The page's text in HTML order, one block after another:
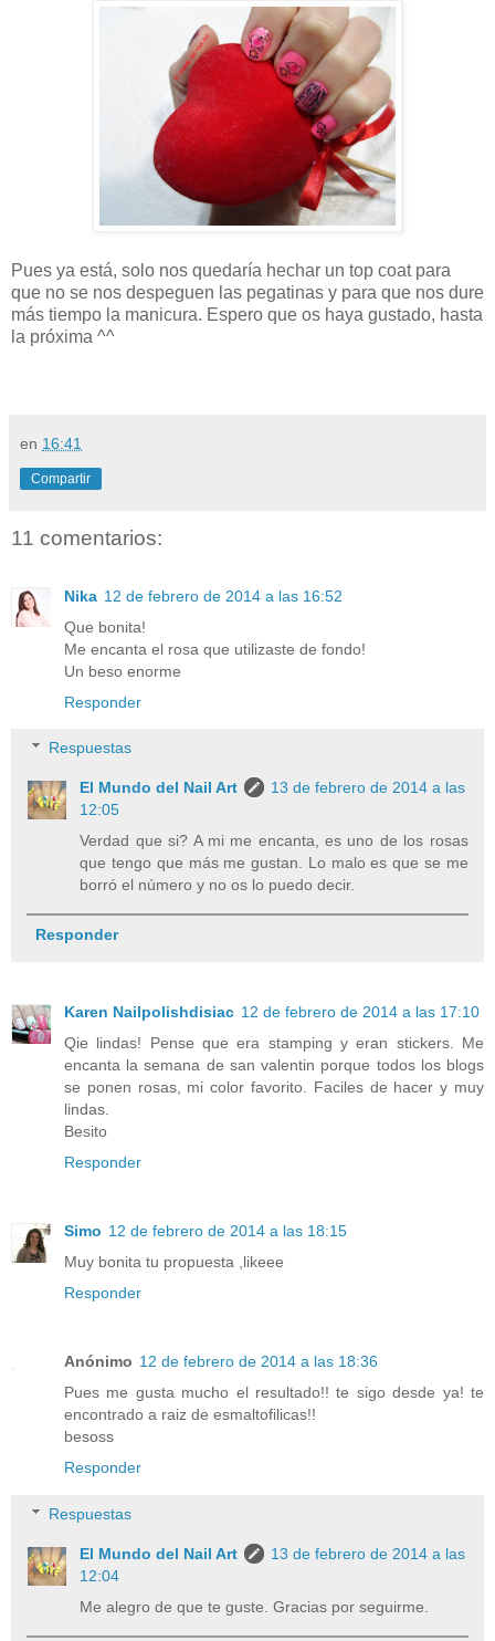
Pues ya está, solo nos quedaría hechar un top coat para
que no se nos despeguen las pegatinas y para que nos dure
más tiempo la manicura. Espero que os haya gustado, hasta
la próxima ^^
en 16:41
Compartir
11 comentarios:
Nika 12 de febrero de 2014 a las 16:52
Que bonita!
Me encanta el rosa que utilizaste de fondo!
Un beso enorme
Responder
Respuestas
El Mundo del Nail Art
13 de febrero de 2014 a las
12:05
Verdad que si? A mi me encanta, es uno de los rosas
que tengo que más me gustan. Lo malo es que se me
borró el número y no os lo puedo decir.
Responder
Karen Nailpolishdisiac 12 de febrero de 2014 a las 17:10
Qie lindas! Pense que era stamping y eran stickers. Me
encanta la semana de san valentin porque todos los blogs
se ponen rosas, mi color favorito. Faciles de hacer y muy
lindas.
Besito
Responder
Simo 12 de febrero de 2014 a las 18:15
Muy bonita tu propuesta ,likeee
Responder
Anónimo 12 de febrero de 2014 a las 18:36
Pues me gusta mucho el resultado!! te sigo desde ya! te
encontrado a raiz de esmaltofilicas!!
besoss
Responder
Respuestas
El Mundo del Nail Art
13 de febrero de 2014 a las
12:04
Me alegro de que te guste. Gracias por seguirme.